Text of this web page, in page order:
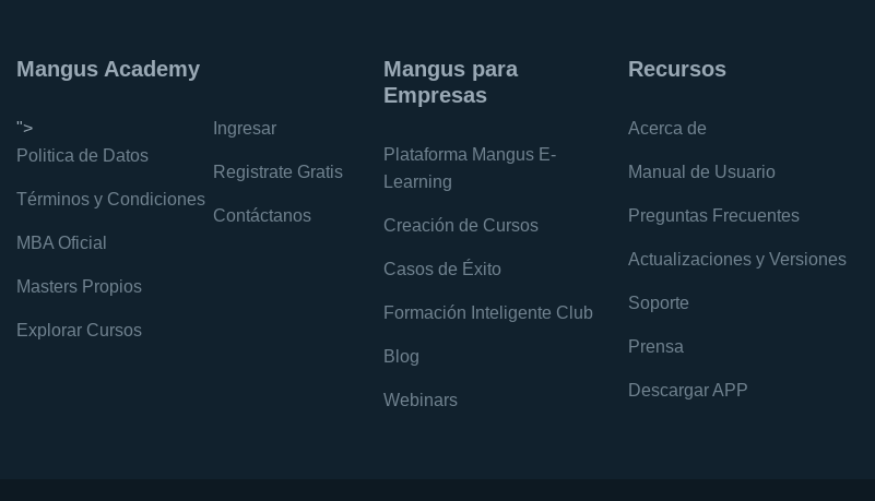
Mangus Academy
">
Politica de Datos
Términos y Condiciones
MBA Oficial
Masters Propios
Explorar Cursos
Ingresar
Registrate Gratis
Contáctanos
Mangus para
Empresas
Plataforma Mangus E-
Learning
Creación de Cursos
Casos de Éxito
Formación Inteligente Club
Blog
Webinars
Recursos
Acerca de
Manual de Usuario
Preguntas Frecuentes
Actualizaciones y Versiones
Soporte
Prensa
Descargar APP